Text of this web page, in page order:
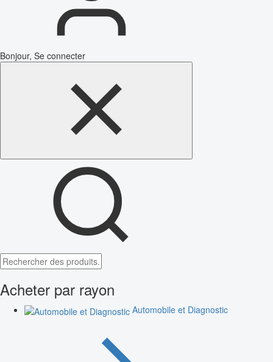
Bonjour, Se connecter
Acheter par rayon
Automobile et Diagnostic